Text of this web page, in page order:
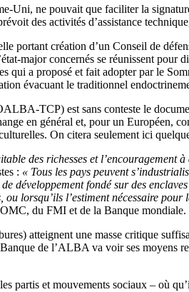
Uni, ne pouvait que faciliter la
des activités d’assistance
portant création d’un Conseil de
major concernés se réunissent pour
a proposé et fait adopter par le
évacuant le traditionnel
TCP) est sans conteste le
en général et, pour un Européen,
On citera seulement ici
des richesses et l’encouragement
: « Tous les pays peuvent
développement fondé sur des
lorsqu’ils l’estiment nécessaire
du FMI et de la Banque
atteignent une masse critique
de l’ALBA va voir ses moyens
partis et mouvements sociaux – où